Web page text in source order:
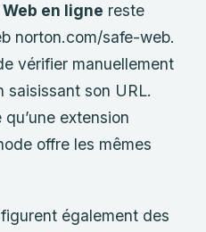
en ligne reste
norton.com/safe-web.
vérifier manuellement
saisissant son URL.
extension
offre les mêmes
également des